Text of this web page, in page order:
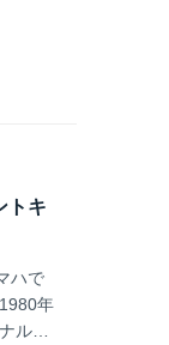
トキ
ハで
年
ルT